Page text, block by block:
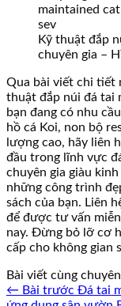
Kỹ thuật đắp
chuyên gia –
Qua bài viết chi tiết
thuật đắp núi đá tai
bạn đang có nhu
hồ cá Koi, non bộ
lượng cao, hãy liên
đầu trong lĩnh vực
chuyên gia giàu
những công trình
sách của bạn. Liên
để được tư vấn
nay. Đừng bỏ lỡ cơ
cấp cho không gian
Bài viết cùng
← Bài trước Đá tai